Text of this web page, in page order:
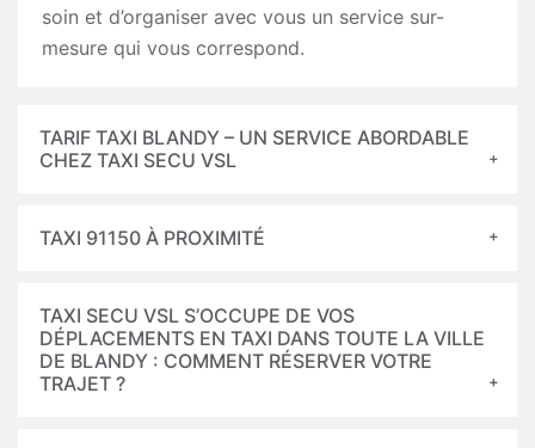
soin et d’organiser avec vous un service sur-
mesure qui vous correspond.
TARIF TAXI BLANDY – UN SERVICE ABORDABLE
CHEZ TAXI SECU VSL
TAXI 91150 À PROXIMITÉ
TAXI SECU VSL S’OCCUPE DE VOS
DÉPLACEMENTS EN TAXI DANS TOUTE LA VILLE
DE BLANDY : COMMENT RÉSERVER VOTRE
TRAJET ?